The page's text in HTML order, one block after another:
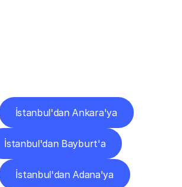
İstanbul'dan Ankara'ya
İstanbul'dan Bayburt'a
İstanbul'dan Adana'ya